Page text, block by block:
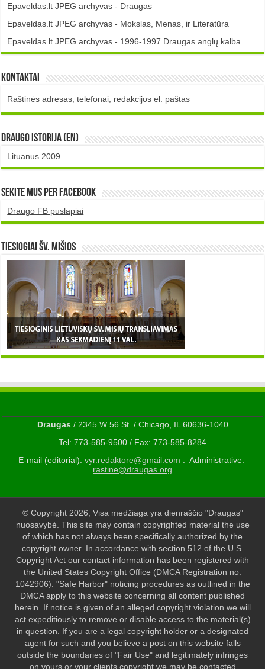
Epaveldas.lt JPEG archyvas - Draugas
Epaveldas.lt JPEG archyvas - Mokslas, Menas, ir Literatūra
Epaveldas.lt JPEG archyvas - 1996-1997 Draugas anglų kalba
Kontaktai
Raštinės adresas, telefonai, redakcijos el. paštas
DRAUGO istorija (EN)
Lituanus 2009
Sekite mus per Facebook
Draugo FB puslapiai
TIESIOGIAI šv. MIŠIOS
Draugas/ 2345 W 56 St. / Chicago, IL 60636-1040
Tel: 773-585-9500 / Fax: 773-585-8284
E-mail (editorial): vyr.redaktore@gmail.com . Administrative:
rastine@draugas.org
© Copyright 2026, Visa medžiaga yra dienraščio "Draugas"
nuosavybė. This site may contain copyrighted material the use
of which has not always been specifically authorized by the
copyright owner. In accordance with section 512 of the U.S.
Copyright Act our contact information has been registered with
the United States Copyright Office (DMCA Registration no:
1042906). "Safe Harbor" noticing procedures as outlined in the
DMCA apply to this website concerning all content published
herein. If notice is given of an alleged copyright violation we will
act expeditiously to remove or disable access to the material(s)
in question. If you are a legal copyright holder or a designated
agent for such and you believe a post on this website falls
outside the boundaries of "Fair Use" and legitimately infringes
on yours or your clients copyright we may be contacted